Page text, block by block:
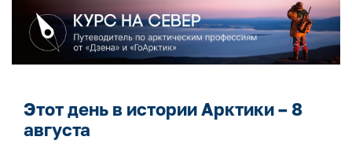
Этот день в истории Арктики – 8
августа